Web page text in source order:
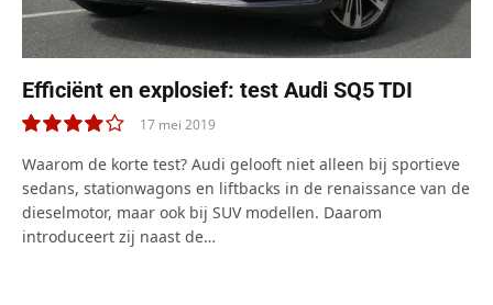
Efficiënt en explosief: test Audi SQ5 TDI
8.0
17 mei 2019
Waarom de korte test? Audi gelooft niet alleen bij sportieve
sedans, stationwagons en liftbacks in de renaissance van de
dieselmotor, maar ook bij SUV modellen. Daarom
introduceert zij naast de…